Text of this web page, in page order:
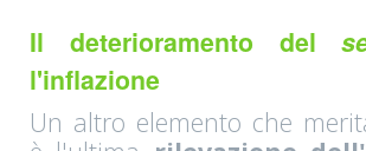
Il deterioramento del
l'inflazione
Un altro elemento che